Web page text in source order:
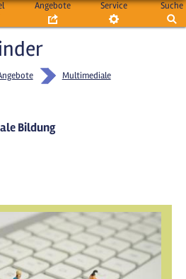
Angebote Service Suche
Multimediale
Bildung